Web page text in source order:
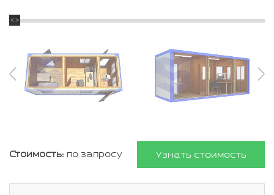
Стоимость: по запросу Узнать стоимость